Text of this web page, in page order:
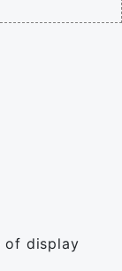
of display